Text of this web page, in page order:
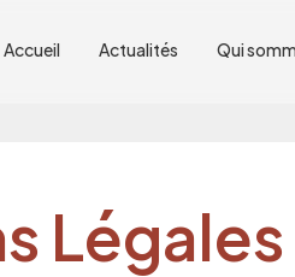
Accueil Actualités Qui
Légales